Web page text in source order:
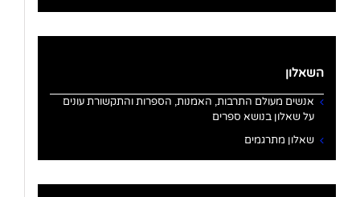
השאלון
אנשים מעולם התרבות, האמנות, הספרות והתקשורת עונים
על שאלון בנושא ספרים
שאלון מתרגמים